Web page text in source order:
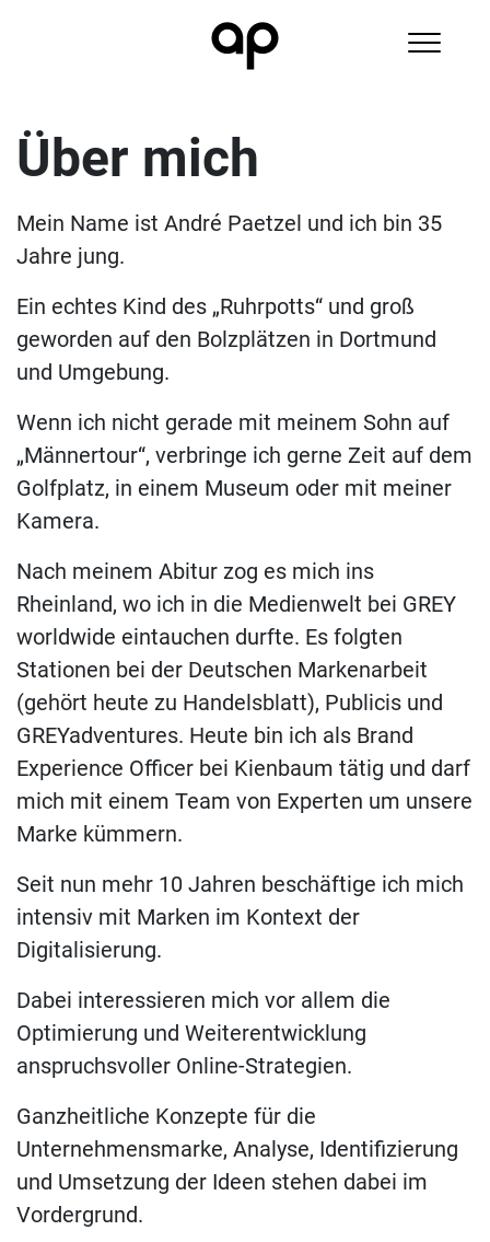
Über mich
Mein Name ist André Paetzel und ich bin 35
Jahre jung.
Ein echtes Kind des „Ruhrpotts“ und groß
geworden auf den Bolzplätzen in Dortmund
und Umgebung.
Wenn ich nicht gerade mit meinem Sohn auf
„Männertour“, verbringe ich gerne Zeit auf dem
Golfplatz, in einem Museum oder mit meiner
Kamera.
Nach meinem Abitur zog es mich ins
Rheinland, wo ich in die Medienwelt bei GREY
worldwide eintauchen durfte. Es folgten
Stationen bei der Deutschen Markenarbeit
(gehört heute zu Handelsblatt), Publicis und
GREYadventures. Heute bin ich als Brand
Experience Officer bei Kienbaum tätig und darf
mich mit einem Team von Experten um unsere
Marke kümmern.
Seit nun mehr 10 Jahren beschäftige ich mich
intensiv mit Marken im Kontext der
Digitalisierung.
Dabei interessieren mich vor allem die
Optimierung und Weiterentwicklung
anspruchsvoller Online-Strategien.
Ganzheitliche Konzepte für die
Unternehmensmarke, Analyse, Identifizierung
und Umsetzung der Ideen stehen dabei im
Vordergrund.